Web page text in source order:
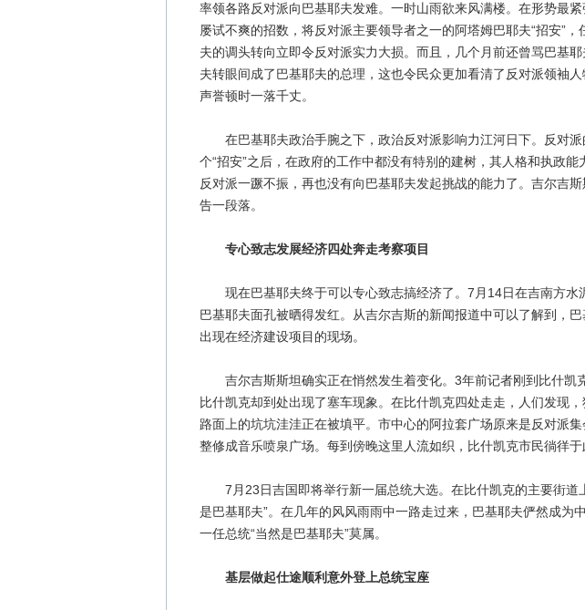
率领各路反对派向巴基耶夫发难。一时山雨欲来风满楼。在形势最
屡试不爽的招数，将反对派主要领导者之一的阿塔姆巴耶夫“招安”
夫的调头转向立即令反对派实力大损。而且，几个月前还曾骂巴基耶
夫转眼间成了巴基耶夫的总理，这也令民众更加看清了反对派领袖
声誉顿时一落千丈。
在巴基耶夫政治手腕之下，政治反对派影响力江河日下。反对派
个“招安”之后，在政府的工作中都没有特别的建树，其人格和执政
反对派一蹶不振，再也没有向巴基耶夫发起挑战的能力了。吉尔吉
告一段落。
专心致志发展经济四处奔走考察项目
现在巴基耶夫终于可以专心致志搞经济了。7月14日在吉南方水
巴基耶夫面孔被晒得发红。从吉尔吉斯的新闻报道中可以了解到，巴
出现在经济建设项目的现场。
吉尔吉斯斯坦确实正在悄然发生着变化。3年前记者刚到比什凯
比什凯克却到处出现了塞车现象。在比什凯克四处走走，人们发现
路面上的坑坑洼洼正在被填平。市中心的阿拉套广场原来是反对派
整修成音乐喷泉广场。每到傍晚这里人流如织，比什凯克市民徜徉于
7月23日吉国即将举行新一届总统大选。在比什凯克的主要街道
是巴基耶夫”。在几年的风风雨雨中一路走过来，巴基耶夫俨然成为
一任总统“当然是巴基耶夫”莫属。
基层做起仕途顺利意外登上总统宝座